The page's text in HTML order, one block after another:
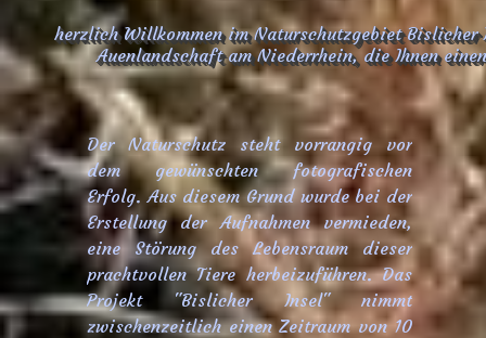
Der Naturschutz steht vorrangig vor
dem gewünschten fotografischen
Erfolg. Aus diesem Grund wurde bei der
Erstellung der Aufnahmen vermieden,
eine Störung des Lebensraum dieser
prachtvollen Tiere herbeizuführen. Das
Projekt "Bislicher Insel" nimmt
zwischenzeitlich einen Zeitraum von 10
herzlich Willkommen im Naturschutzgebiet Bislicher
Auenlandschaft am Niederrhein, die Ihnen